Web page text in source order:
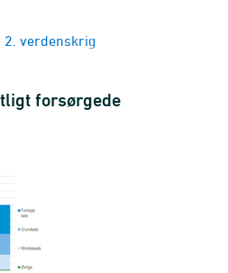
2. verdenskrig
forsørgede